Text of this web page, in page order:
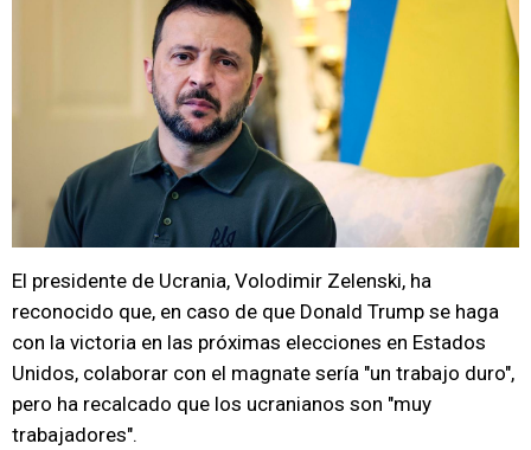
El presidente de Ucrania, Volodimir Zelenski, ha
reconocido que, en caso de que Donald Trump se haga
con la victoria en las próximas elecciones en Estados
Unidos, colaborar con el magnate sería "un trabajo duro",
pero ha recalcado que los ucranianos son "muy
trabajadores".